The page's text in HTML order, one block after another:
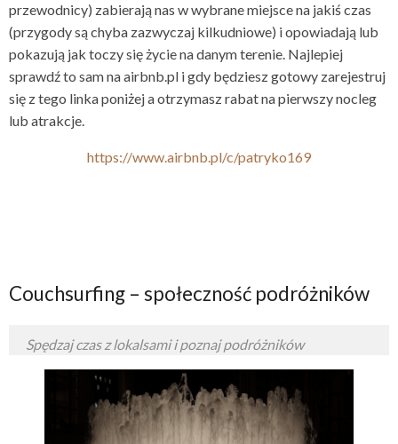
przewodnicy) zabierają nas w wybrane miejsce na jakiś czas
(przygody są chyba zazwyczaj kilkudniowe) i opowiadają lub
pokazują jak toczy się życie na danym terenie. Najlepiej
sprawdź to sam na airbnb.pl i gdy będziesz gotowy zarejestruj
się z tego linka poniżej a otrzymasz rabat na pierwszy nocleg
lub atrakcje.
https://www.airbnb.pl/c/patryko169
Couchsurfing – społeczność podróżników
Spędzaj czas z lokalsami i poznaj podróżników